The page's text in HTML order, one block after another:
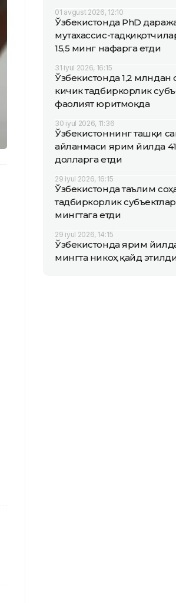
01 avgust 2026, 12:10
Ўзбекистонда PhD
мутахассис-
15,5 минг нафарга етди
31 iyul 2026, 16:15
Ўзбекистонда 1,2 млндан
кичик тадбиркорлик
фаолият юритмоқда
30 iyul 2026, 11:36
Ўзбекистоннинг ташқи
айланмаси ярим йилда
долларга етди
29 iyul 2026, 16:15
Ўзбекистонда таълим
тадбиркорлик
мингтага етди
29 iyul 2026, 14:15
Ўзбекистонда ярим
мингта никоҳ қайд